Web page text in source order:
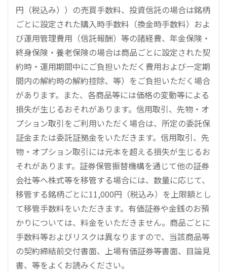
円（税込み））の売買手数料、投資信託の場合は銘柄
ごとに設定された購入時手数料（換金時手数料）およ
び運用管理費用（信託報酬）等の諸経費、年金保険・
終身保険・養老保険の場合は商品ごとに設定された契
約時・運用期間中にご負担いただく費用および一定期
間内の解約時の解約控除、等）をご負担いただく場合
があります。また、各商品等には価格の変動等による
損失が生じるおそれがあります。信用取引、先物・オ
プション取引をご利用いただく場合は、所定の委託保
証金または委託証拠金をいただきます。信用取引、先
物・オプション取引には元本を超える損失が生じるお
それがあります。証券保管振替機構を通じて他の証券
会社等へ株式等を移管する場合には、数量に応じて、
移管する銘柄ごとに11,000円（税込み）を上限額とし
て移管手数料をいただきます。有価証券や金銭のお預
かりについては、料金をいただきません。商品ごとに
手数料等およびリスクは異なりますので、当該商品等
の契約締結前交付書面、上場有価証券等書面、目論見
書、等をよくお読みください。